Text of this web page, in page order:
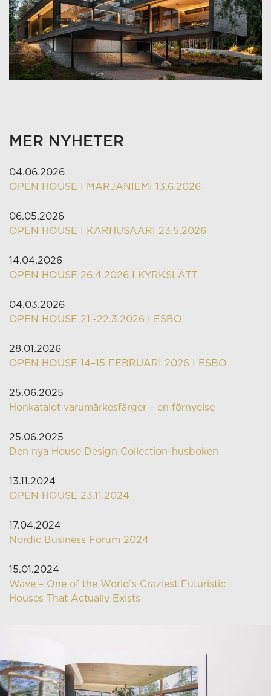
MER NYHETER
04.06.2026
OPEN HOUSE I MARJANIEMI 13.6.2026
06.05.2026
OPEN HOUSE I KARHUSAARI 23.5.2026
14.04.2026
OPEN HOUSE 26.4.2026 I KYRKSLÄTT
04.03.2026
OPEN HOUSE 21.-22.3.2026 I ESBO
28.01.2026
OPEN HOUSE 14–15 FEBRUARI 2026 I ESBO
25.06.2025
Honkatalot varumärkesfärger – en förnyelse
25.06.2025
Den nya House Design Collection-husboken
13.11.2024
OPEN HOUSE 23.11.2024
17.04.2024
Nordic Business Forum 2024
15.01.2024
Wave – One of the World’s Craziest Futuristic
Houses That Actually Exists